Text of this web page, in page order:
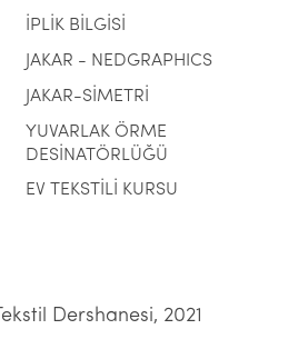
İPLİK BİLGİSİ
JAKAR - NEDGRAPHICS
JAKAR-SİMETRİ
YUVARLAK ÖRME
DESİNATÖRLÜĞÜ
EV TEKSTİLİ KURSU
Dershanesi, 2021